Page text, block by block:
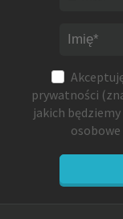
prywatności
jakich
osobowe